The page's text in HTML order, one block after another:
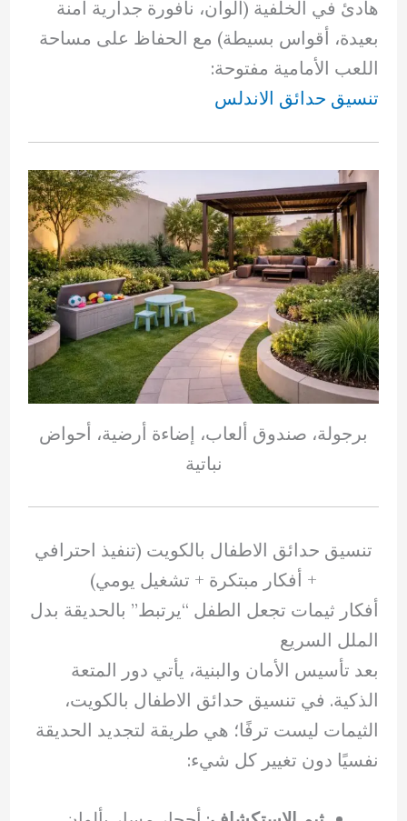
هادئ في الخلفية (ألوان، نافورة جدارية آمنة
بعيدة، أقواس بسيطة) مع الحفاظ على مساحة
اللعب الأمامية مفتوحة:
تنسيق حدائق الاندلس
برجولة، صندوق ألعاب، إضاءة أرضية، أحواض
نباتية
تنسيق حدائق الاطفال بالكويت (تنفيذ احترافي
+ أفكار مبتكرة + تشغيل يومي)
أفكار ثيمات تجعل الطفل “يرتبط” بالحديقة بدل
الملل السريع
بعد تأسيس الأمان والبنية، يأتي دور المتعة
الذكية. في تنسيق حدائق الاطفال بالكويت،
الثيمات ليست ترفًا؛ هي طريقة لتجديد الحديقة
نفسيًا دون تغيير كل شيء: